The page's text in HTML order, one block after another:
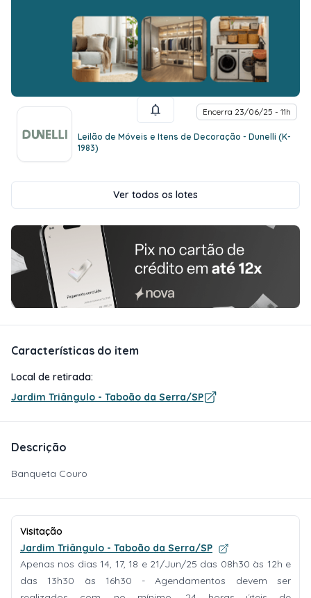
Encerra 23/06/25 - 11h
Leilão de Móveis e Itens de Decoração - Dunelli (K-
1983)
Ver todos os lotes
Características do item
Local de retirada:
Jardim Triângulo - Taboão da Serra/SP
Descrição
Banqueta Couro
Visitação
Jardim Triângulo - Taboão da Serra/SP
Apenas nos dias 14, 17, 18 e 21/Jun/25 das 08h30 às 12h e
das 13h30 às 16h30 - Agendamentos devem ser